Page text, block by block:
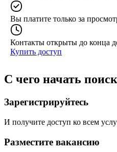
Вы платите только за
Контакты открыты до конца
Купить доступ
С чего начать
Зарегистрируйтесь
И получите доступ ко всем
Разместите вакансию